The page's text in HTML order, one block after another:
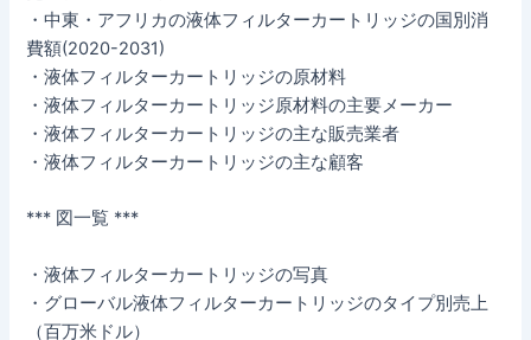
・中東・アフリカの液体フィルターカートリッジの国別消
費額(2020-2031)
・液体フィルターカートリッジの原材料
・液体フィルターカートリッジ原材料の主要メーカー
・液体フィルターカートリッジの主な販売業者
・液体フィルターカートリッジの主な顧客
*** 図一覧 ***
・液体フィルターカートリッジの写真
・グローバル液体フィルターカートリッジのタイプ別売上
（百万米ドル）